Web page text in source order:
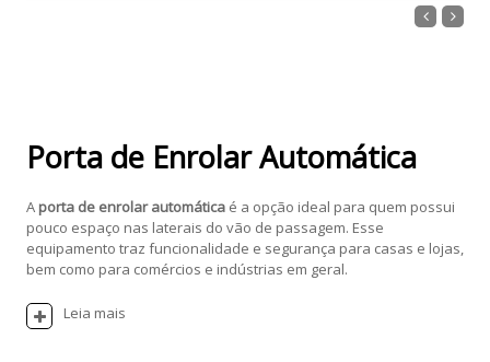
Porta de Enrolar Automática
A porta de enrolar automáticaé a opção ideal para quem possui
pouco espaço nas laterais do vão de passagem. Esse
equipamento traz funcionalidade e segurança para casas e lojas,
bem como para comércios e indústrias em geral.
Leia mais